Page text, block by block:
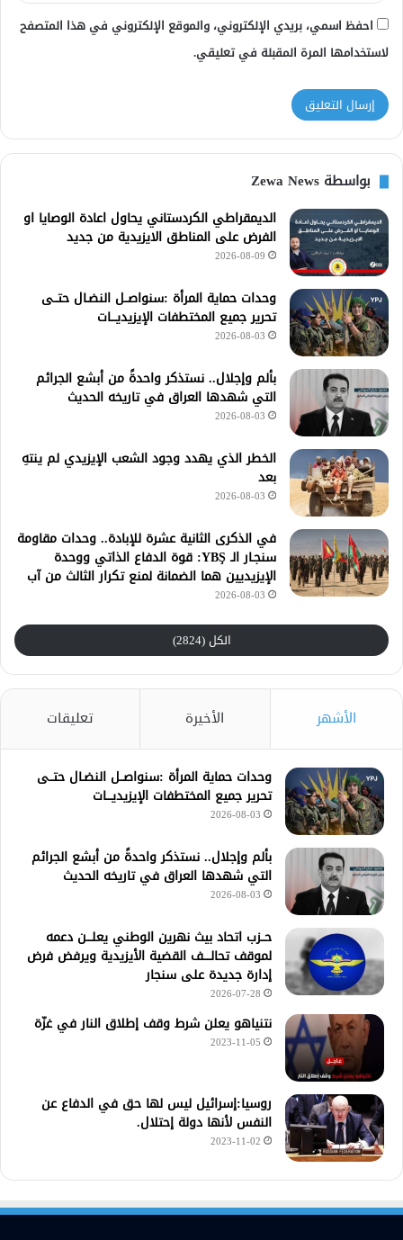
احفظ اسمي، بريدي الإلكتروني، والموقع الإلكتروني في هذا المتصفح
لاستخدامها المرة المقبلة في تعليقي.
بواسطة Zewa News
الديمقراطي الكردستاني يحاول اعادة الوصايا او
الفرض على المناطق الايزيدية من جديد
2026-08-09
وحدات حماية المرأة :سنواصــل النضـال حتــى
تحرير جميع المختطفات الإيزيديـــات
2026-08-03
بألم وإجلال.. نستذكر واحدةً من أبشع الجرائم
التي شهدها العراق في تاريخه الحديث
2026-08-03
الخطر الذي يهدد وجود الشعب الإيزيدي لم ينتهِ
بعد
2026-08-03
في الذكرى الثانية عشرة للإبادة.. وحدات مقاومة
سنجـار الـ YBŞ: قوة الدفاع الذاتي ووحدة
الإيزيديين هما الضمانة لمنع تكرار الثالث من آب
2026-08-03
الكل (2824)
الأشهر الأخيرة تعليقات
وحدات حماية المرأة :سنواصــل النضـال حتــى
تحرير جميع المختطفات الإيزيديـــات
2026-08-03
بألم وإجلال.. نستذكر واحدةً من أبشع الجرائم
التي شهدها العراق في تاريخه الحديث
2026-08-03
حــزب اتحاد بيث نهرين الوطني يعلـــن دعمه
لموقف تحالــــف القضية الأيزيدية ويرفض فرض
إدارة جديدة على سنجار
2026-07-28
نتنياهو يعلن شرط وقف إطلاق النار في غزّة
2023-11-05
روسيا:إسرائيل ليس لها حق في الدفاع عن
النفس لأنها دولة إحتلال.
2023-11-02